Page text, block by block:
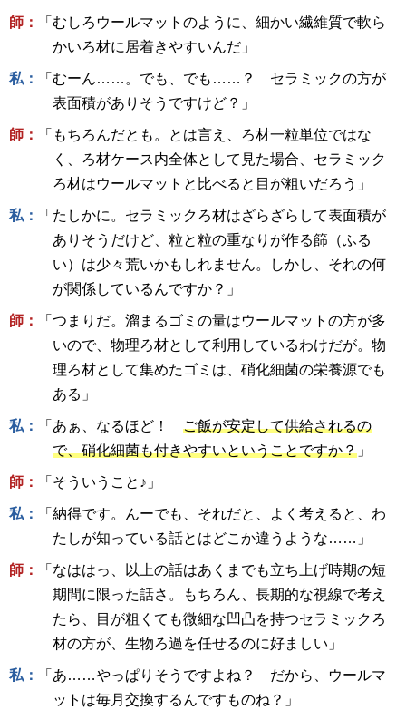
師：
「むしろウールマットのように、細かい繊維質で軟ら
かいろ材に居着きやすいんだ」
私：
「むーん……。でも、でも……？ セラミックの方が
表面積がありそうですけど？」
師：
「もちろんだとも。とは言え、ろ材一粒単位ではな
く、ろ材ケース内全体として見た場合、セラミック
ろ材はウールマットと比べると目が粗いだろう」
私：
「たしかに。セラミックろ材はざらざらして表面積が
ありそうだけど、粒と粒の重なりが作る篩（ふる
い）は少々荒いかもしれません。しかし、それの何
が関係しているんですか？」
師：
「つまりだ。溜まるゴミの量はウールマットの方が多
いので、物理ろ材として利用しているわけだが。物
理ろ材として集めたゴミは、硝化細菌の栄養源でも
ある」
私： 「あぁ、なるほど！ ご飯が安定して供給されるの
で、硝化細菌も付きやすいということですか？ 」
師： 「そういうこと♪」
私：
「納得です。んーでも、それだと、よく考えると、わ
たしが知っている話とはどこか違うような……」
師：
「なははっ、以上の話はあくまでも立ち上げ時期の短
期間に限った話さ。もちろん、長期的な視線で考え
たら、目が粗くても微細な凹凸を持つセラミックろ
材の方が、生物ろ過を任せるのに好ましい」
私：
「あ……やっぱりそうですよね？ だから、ウールマ
ットは毎月交換するんですものね？」